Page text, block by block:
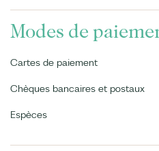
Modes de
Cartes de paiement
Chèques bancaires et postaux
Espèces